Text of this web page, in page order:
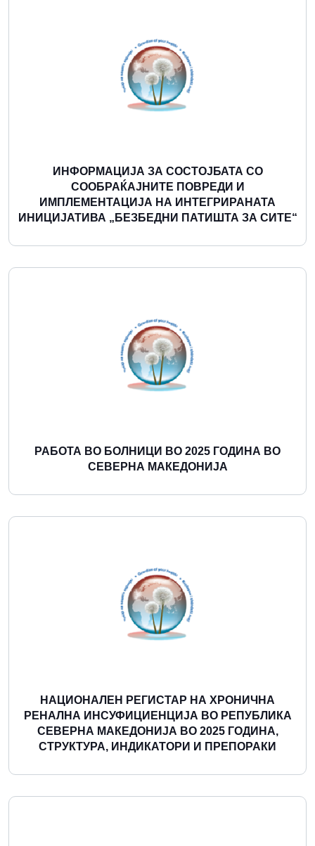
ИНФОРМАЦИЈА ЗА СОСТОЈБАТА СО
СООБРАЌАЈНИТЕ ПОВРЕДИ И
ИМПЛЕМЕНТАЦИЈА НА ИНТЕГРИРАНАТА
ИНИЦИЈАТИВА „БЕЗБЕДНИ ПАТИШТА ЗА СИТЕ“
Повеќе
РАБОТА ВО БОЛНИЦИ ВО 2025 ГОДИНА ВО
СЕВЕРНА МАКЕДОНИЈА
Повеќе
НАЦИОНАЛЕН РЕГИСТАР НА ХРОНИЧНА
РЕНАЛНА ИНСУФИЦИЕНЦИЈА ВО РЕПУБЛИКА
СЕВЕРНА МАКЕДОНИЈА ВО 2025 ГОДИНА,
СТРУКТУРА, ИНДИКАТОРИ И ПРЕПОРАКИ